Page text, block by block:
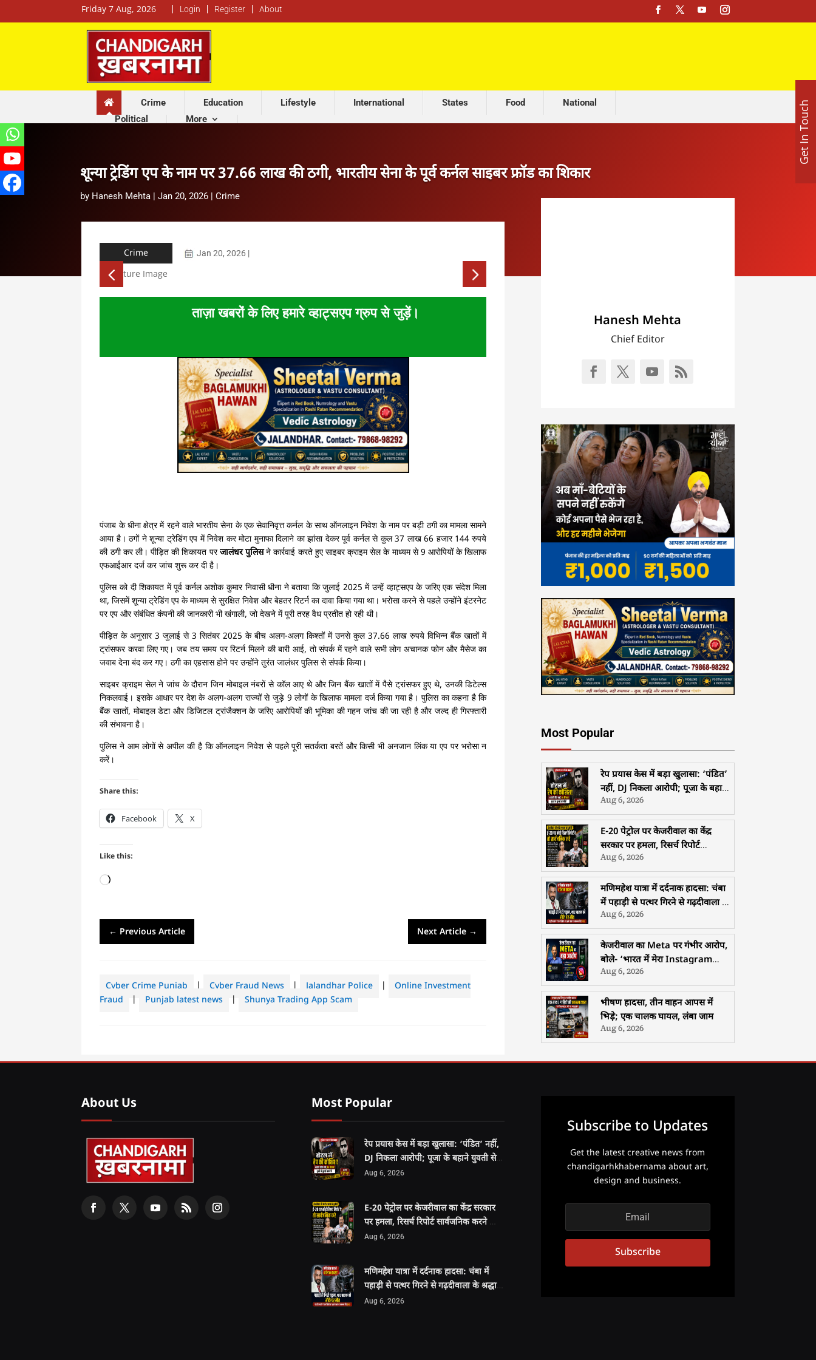
Friday 7 Aug, 2026 Login Register About
Crime Education Lifestyle International States Food
National
Political
More
शून्या ट्रेडिंग एप के नाम पर 37.66 लाख की ठगी, भारतीय सेना के पूर्व कर्नल साइबर फ्रॉड का शिकार
by Hanesh Mehta | Jan 20, 2026 | Crime
Crime Jan 20, 2026 |
ताज़ा खबरों के लिए हमारे व्हाट्सएप ग्रुप से जुड़ें।
पंजाब के धीना क्षेत्र में रहने वाले भारतीय सेना के एक सेवानिवृत्त कर्नल के साथ ऑनलाइन निवेश के नाम पर बड़ी ठगी का मामला सामने
आया है। ठगों ने शून्या ट्रेडिंग एप में निवेश कर मोटा मुनाफा दिलाने का झांसा देकर पूर्व कर्नल से कुल 37 लाख 66 हजार 144 रुपये
की ठगी कर ली। पीड़ित की शिकायत परजालंधर पुलिसने कार्रवाई करते हुए साइबर क्राइम सेल के माध्यम से 9 आरोपियों के खिलाफ
एफआईआर दर्ज कर जांच शुरू कर दी है।
पुलिस को दी शिकायत में पूर्व कर्नल अशोक कुमार निवासी धीना ने बताया कि जुलाई 2025 में उन्हें व्हाट्सएप के जरिए एक संदेश मिला
था, जिसमें शून्या ट्रेडिंग एप के माध्यम से सुरक्षित निवेश और बेहतर रिटर्न का दावा किया गया था। भरोसा करने से पहले उन्होंने इंटरनेट
पर एप और संबंधित कंपनी की जानकारी भी खंगाली, जो देखने में पूरी तरह वैध प्रतीत हो रही थी।
पीड़ित के अनुसार 3 जुलाई से 3 सितंबर 2025 के बीच अलग-अलग किश्तों में उनसे कुल 37.66 लाख रुपये विभिन्न बैंक खातों में
ट्रांसफर करवा लिए गए। जब तय समय पर रिटर्न मिलने की बारी आई, तो संपर्क में रहने वाले सभी लोग अचानक फोन और मैसेज का
जवाब देना बंद कर गए। ठगी का एहसास होने पर उन्होंने तुरंत जालंधर पुलिस से संपर्क किया।
साइबर क्राइम सेल ने जांच के दौरान जिन मोबाइल नंबरों से कॉल आए थे और जिन बैंक खातों में पैसे ट्रांसफर हुए थे, उनकी डिटेल्स
निकलवाई। इसके आधार पर देश के अलग-अलग राज्यों से जुड़े 9 लोगों के खिलाफ मामला दर्ज किया गया है। पुलिस का कहना है कि
बैंक खातों, मोबाइल डेटा और डिजिटल ट्रांजैक्शन के जरिए आरोपियों की भूमिका की गहन जांच की जा रही है और जल्द ही गिरफ्तारी
की संभावना है।
पुलिस ने आम लोगों से अपील की है कि ऑनलाइन निवेश से पहले पूरी सतर्कता बरतें और किसी भी अनजान लिंक या एप पर भरोसा न
करें।
Share this:
Facebook X
Like this:
Loading…
← Previous Article Next Article →
Cyber Crime Punjab | Cyber Fraud News | Jalandhar Police
Online Investment
Fraud
Punjab latest news Shunya Trading App Scam
Hanesh Mehta
Chief Editor
Most Popular
रेप प्रयास केस में बड़ा खुलासा: ‘पंडित’
नहीं, DJ निकला आरोपी; पूजा के बहाने
युवती से दुष्कर्म की कोशिश
Aug 6, 2026
E-20 पेट्रोल पर केजरीवाल का केंद्र
सरकार पर हमला, रिसर्च रिपोर्ट
सार्वजनिक करने की चुनौती
Aug 6, 2026
मणिमहेश यात्रा में दर्दनाक हादसा: चंबा
में पहाड़ी से पत्थर गिरने से गढ़दीवाला के
श्रद्धालु की मौत
Aug 6, 2026
केजरीवाल का Meta पर गंभीर आरोप,
बोले- ‘भारत में मेरा Instagram
अकाउंट किया गया Restrict, सरकार
के दबाव में दबाई जा रही हैं आवाजें’
Aug 6, 2026
भीषण हादसा, तीन वाहन आपस में
भिड़े; एक चालक घायल, लंबा जाम
Aug 6, 2026
About Us Most Popular
रेप प्रयास केस में बड़ा खुलासा: ‘पंडित’ नहीं,
DJ निकला आरोपी; पूजा के बहाने युवती से
दुष्कर्म की कोशिश
Aug 6, 2026
E-20 पेट्रोल पर केजरीवाल का केंद्र सरकार
पर हमला, रिसर्च रिपोर्ट सार्वजनिक करने की
चुनौती
Aug 6, 2026
मणिमहेश यात्रा में दर्दनाक हादसा: चंबा में
पहाड़ी से पत्थर गिरने से गढ़दीवाला के श्रद्धालु
की मौत
Aug 6, 2026
Subscribe to Updates
Get the latest creative news from
chandigarhkhabernama about art,
design and business.
Subscribe
Get In Touch